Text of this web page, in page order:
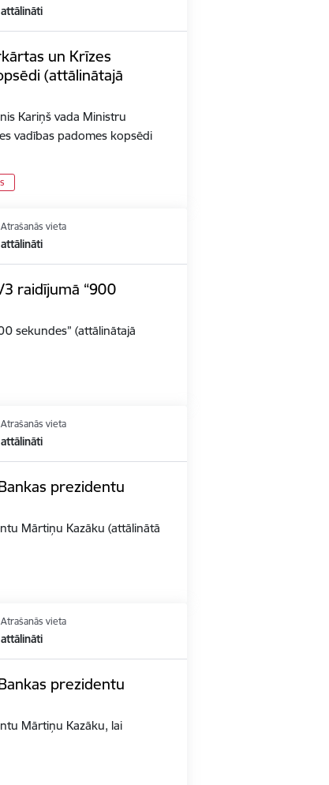
attālināti
un Krīzes
(attālinātajā
Kariņš vada Ministru
vadības padomes kopsēdi
Atrašanās vieta
attālināti
raidījumā “900
sekundes” (attālinātajā
Atrašanās vieta
attālināti
prezidentu
Mārtiņu Kazāku (attālinātā
Atrašanās vieta
attālināti
prezidentu
Mārtiņu Kazāku, lai